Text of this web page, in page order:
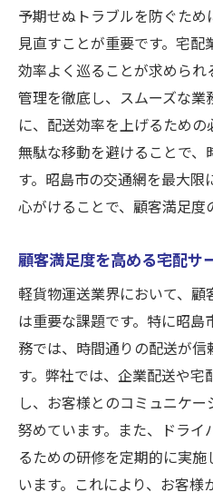
業界の最新トレン
昭島市の物流ネッ
利益を生むための
顧客満足度向上の
成功するために必
昭島市での企業配送の
するための秘訣
軽貨物運送での顧客
大型取引を獲得す
昭島市での事業拡
企業から選ばれる
地元企業とのパー
昭島市の軽貨物運送業
仕事詳細を確認
弊社HPで仕事内容
予期せぬトラブルを防ぐた
見直すことが重要です。宅配
効率よく巡ることが求めら
管理を徹底し、スムーズな業
に、配送効率を上げるための
無駄な移動を避けることで
す。昭島市の交通網を最大限
心がけることで、顧客満足度
顧客満足度を高める宅配サ
軽貨物運送業界において、顧
は重要な課題です。特に昭
務では、時間通りの配送が
す。弊社では、企業配送や
し、お客様とのコミュニケ
努めています。また、ドラ
るための研修を定期的に実
います。これにより、お客様